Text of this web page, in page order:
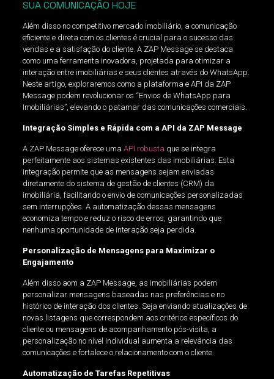
SUA COMUNICAÇÃO HOJE
Além disso no competitivo mercado imobiliário, a comunicação
eficiente e direta com os clientes é crucial para o sucesso das
vendas e a satisfação do cliente. A ZAP Message se destaca
como uma ferramenta inovadora, projetada para otimizar a
interação entre imobiliárias e seus clientes através do WhatsApp.
Neste artigo, exploraremos como a plataforma e API da ZAP
Message podem revolucionar os “Envios de WhatsApp para
Imobiliárias”, elevando o patamar das comunicações comerciais.
Integração Simples e Rápida com a API da ZAP Message
A ZAP Message oferece uma API robusta que se integra
perfeitamente aos sistemas existentes das imobiliárias. Esta
integração permite que as mensagens sejam enviadas
diretamente do sistema de gestão de clientes (CRM) da
imobiliária, facilitando o envio de comunicações personalizadas
sem interrupções. A automatização dessas mensagens
economiza tempo e reduz o risco de erros, garantindo que
nenhuma oportunidade de interação seja perdida.
Personalização de Mensagens para Maximizar o
Engajamento
Além disso aom a ZAP Message, as imobiliárias podem
personalizar mensagens baseadas nas preferências e no
histórico de interação dos clientes. Seja enviando atualizações de
novas listagens que correspondem aos critérios específicos do
cliente ou mensagens de acompanhamento pós-visita, a
personalização no nível individual aumenta a relevância das
comunicações e fortalece o relacionamento com o cliente.
Automatização de Tarefas Repetitivas